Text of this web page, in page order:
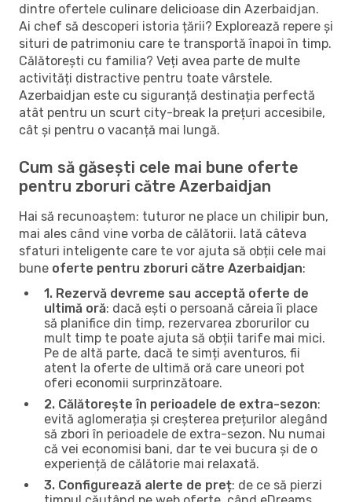
dintre ofertele culinare delicioase din Azerbaidjan.
Ai chef să descoperi istoria țării? Explorează repere și
situri de patrimoniu care te transportă înapoi în timp.
Călătorești cu familia? Veți avea parte de multe
activități distractive pentru toate vârstele.
Azerbaidjan este cu siguranță destinația perfectă
atât pentru un scurt city-break la prețuri accesibile,
cât și pentru o vacanță mai lungă.
Cum să găsești cele mai bune oferte
pentru zboruri către Azerbaidjan
Hai să recunoaștem: tuturor ne place un chilipir bun,
mai ales când vine vorba de călătorii. Iată câteva
sfaturi inteligente care te vor ajuta să obții cele mai
bune oferte pentru zboruri către Azerbaidjan:
1. Rezervă devreme sau acceptă oferte de
ultimă oră: dacă ești o persoană căreia îi place
să planifice din timp, rezervarea zborurilor cu
mult timp te poate ajuta să obții tarife mai mici.
Pe de altă parte, dacă te simți aventuros, fii
atent la oferte de ultimă oră care uneori pot
oferi economii surprinzătoare.
2. Călătorește în perioadele de extra-sezon:
evită aglomerația și creșterea prețurilor alegând
să zbori în perioadele de extra-sezon. Nu numai
că vei economisi bani, dar te vei bucura și de o
experiență de călătorie mai relaxată.
3. Configurează alerte de preț: de ce să pierzi